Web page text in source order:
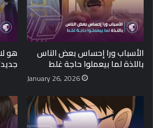
الأسباب ورا إحساس بعض الناس
باللذة لما بيعملوا حاجة غلط
January 26, 2026
هو